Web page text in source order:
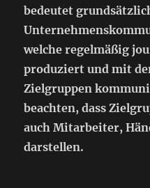
bedeutet
welche regelmäßig
produziert und mit
Zielgruppen
beachten, dass
auch Mitarbeiter,
darstellen.